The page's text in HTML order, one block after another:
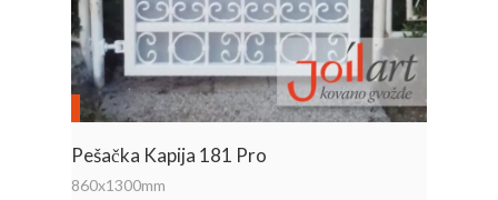
Pešačka Kapija 181 Pro
860x1300mm